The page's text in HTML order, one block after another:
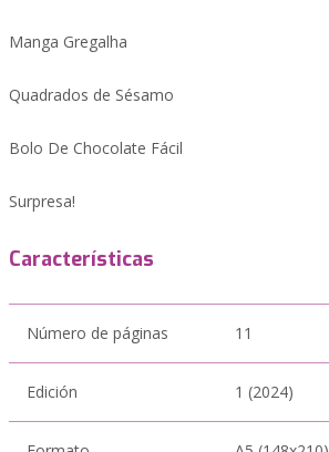
Manga Gregalha
Quadrados de Sésamo
Bolo De Chocolate Fácil
Surpresa!
Características
Número de páginas 11
Edición 1 (2024)